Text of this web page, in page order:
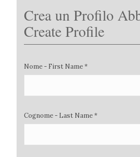
Crea un Profilo
Create Profile
Nome - First Name *
Cognome - Last Name *